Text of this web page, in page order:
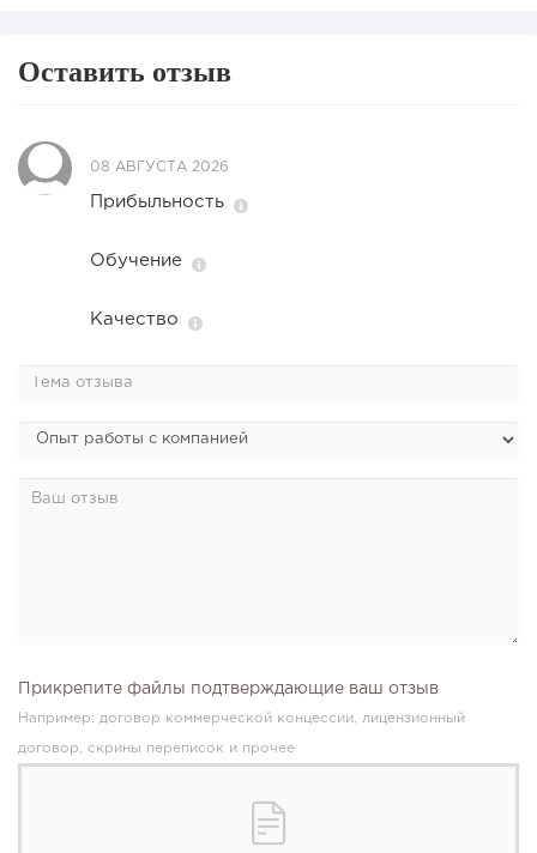
Оставить отзыв
08 АВГУСТА 2026
Прибыльность
Обучение
Качество
Прикрепите файлы подтверждающие ваш отзыв
Например: договор коммерческой концессии, лицензионный
договор, скрины переписок и прочее